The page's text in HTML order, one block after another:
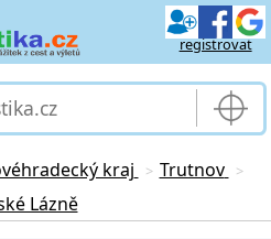
registrovat
kraj > Trutnov >
Lázně